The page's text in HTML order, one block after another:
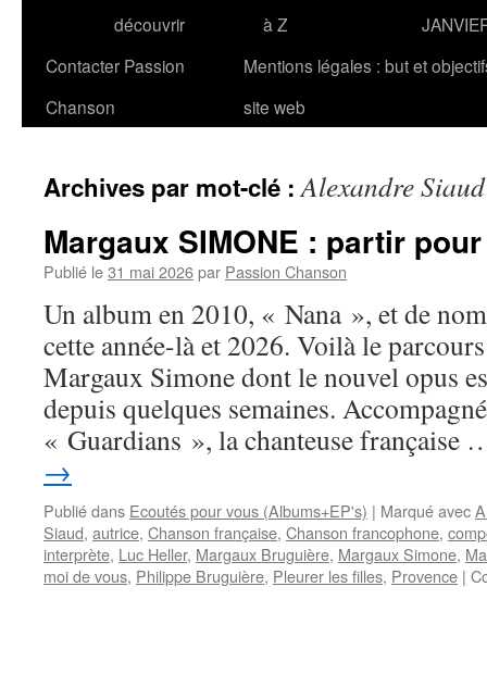
découvrir
à Z
Contacter Passion
Chanson
Mentions légales : but et
site web
Archives par mot-clé :Alexandre Siaud
Margaux SIMONE : partir
Publié le31 mai 2026par Passion Chanson
Un album en 2010, « Nana », et de
cette année-là et 2026. Voilà le
Margaux Simone dont le nouvel opus
depuis quelques semaines.
« Guardians », la chanteuse française
→
Publié dans Ecoutés pour vous (Albums+EP's) | Marqué avec
Siaud, autrice, Chanson française, Chanson francophone,
interprète, Luc Heller, Margaux Bruguière, Margaux Simone,
moi de vous, Philippe Bruguière, Pleurer les filles, Provence |